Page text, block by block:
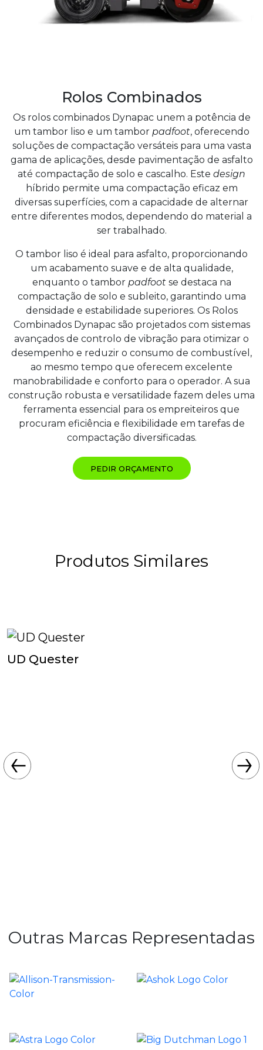
Rolos Combinados
Os rolos combinados Dynapac unem a potência de
um tambor liso e um tambor padfoot, oferecendo
soluções de compactação versáteis para uma vasta
gama de aplicações, desde pavimentação de asfalto
até compactação de solo e cascalho. Este design
híbrido permite uma compactação eficaz em
diversas superfícies, com a capacidade de alternar
entre diferentes modos, dependendo do material a
ser trabalhado.
O tambor liso é ideal para asfalto, proporcionando
um acabamento suave e de alta qualidade,
enquanto o tambor padfootse destaca na
compactação de solo e subleito, garantindo uma
densidade e estabilidade superiores. Os Rolos
Combinados Dynapac são projetados com sistemas
avançados de controlo de vibração para otimizar o
desempenho e reduzir o consumo de combustível,
ao mesmo tempo que oferecem excelente
manobrabilidade e conforto para o operador. A sua
construção robusta e versatilidade fazem deles uma
ferramenta essencial para os empreiteiros que
procuram eficiência e flexibilidade em tarefas de
compactação diversificadas.
PEDIR ORÇAMENTO
Produtos Similares
UD Quester
Outras Marcas Representadas